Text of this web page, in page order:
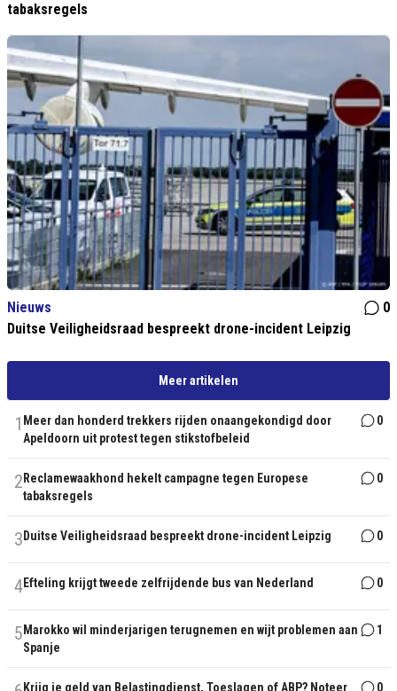
tabaksregels
Nieuws
0
Duitse Veiligheidsraad bespreekt drone-incident Leipzig
Meer artikelen
1 Meer dan honderd trekkers rijden onaangekondigd door
Apeldoorn uit protest tegen stikstofbeleid
0
2 Reclamewaakhond hekelt campagne tegen Europese
tabaksregels
0
3 Duitse Veiligheidsraad bespreekt drone-incident Leipzig 0
4Efteling krijgt tweede zelfrijdende bus van Nederland 0
5 Marokko wil minderjarigen terugnemen en wijt problemen aan
Spanje
1
Krijg je geld van Belastingdienst, Toeslagen of ABP? Noteer 0